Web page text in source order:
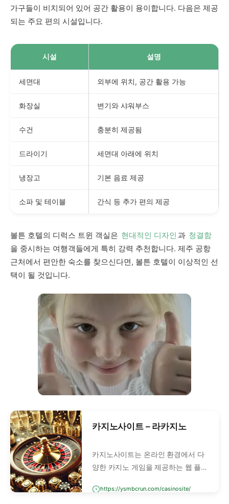
가구들이 비치되어 있어 공간 활용이 용이합니다. 다음은 제공
되는 주요 편의 시설입니다.
시설 설명
세면대 외부에 위치, 공간 활용 가능
화장실 변기와 샤워부스
수건 충분히 제공됨
드라이기 세면대 아래에 위치
냉장고 기본 음료 제공
소파 및 테이블 간식 등 추가 편의 제공
볼튼 호텔의 디럭스 트윈 객실은 현대적인 디자인 과 청결함
을 중시하는 여행객들에게 특히 강력 추천합니다. 제주 공항
근처에서 편안한 숙소를 찾으신다면, 볼튼 호텔이 이상적인 선
택이 될 것입니다.
카지노사이트 – 라카지노
카지노사이트는 온라인 환경에서 다
양한 카지노 게임을 제공하는 웹 플랫
노를 방문하지 않아도, 컴퓨터나 스마
https://ysmbcrun.com/casinosite/